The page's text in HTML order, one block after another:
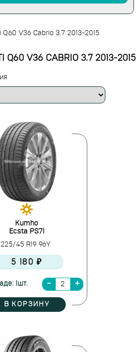
Q60 V36 Cabrio 3.7 2013-2015
V36 CABRIO 3.7 2013-2015
Kumho
Ecsta PS71
225/45 R19 96Y
5 180 ₽
1шт.
В КОРЗИНУ